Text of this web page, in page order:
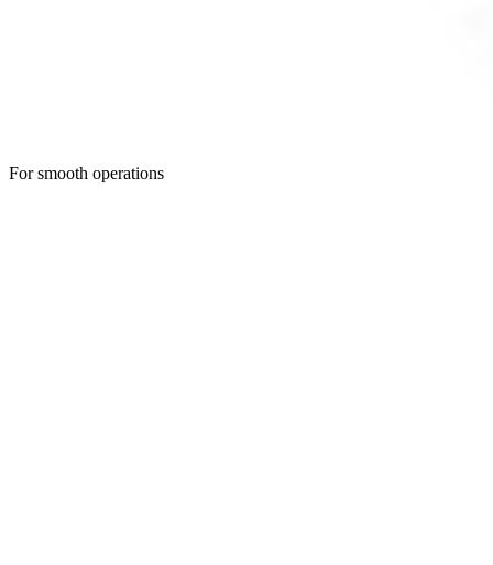
For smooth operations